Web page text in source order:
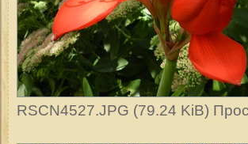
RSCN4527.JPG (79.24 KiB)